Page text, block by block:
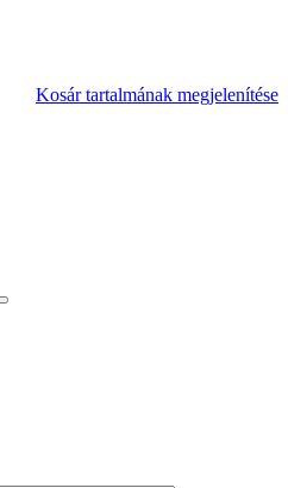
Kosár tartalmának megjelenítése